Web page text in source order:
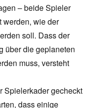
– beide Spieler
werden, wie der
soll. Dass der
über die geplaneten
muss, versteht
Spielerkader gecheckt
dass einige